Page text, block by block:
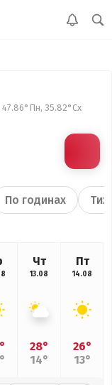
47.86°Пн, 35.82°Сх
По годинах
Чт
13.08
28°
14°
Пт
14.08
26°
13°